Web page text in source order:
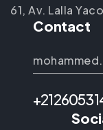
61, Av. Lalla
Contact